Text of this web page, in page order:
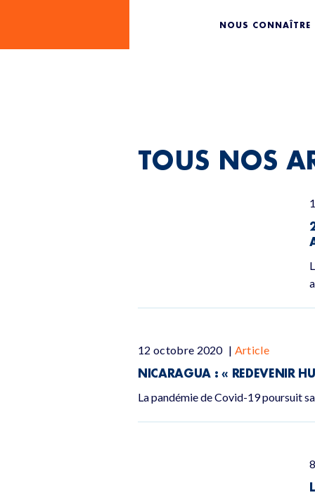
NOUS CONNAÎTRE
COVID 19
TOUS NOS
12 octobre 2020 | Article
NICARAGUA : « REDEVENIR
La pandémie de Covid-19 poursuit